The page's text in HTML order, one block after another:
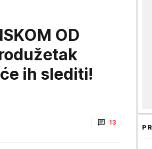
OD
ih slediti!
13